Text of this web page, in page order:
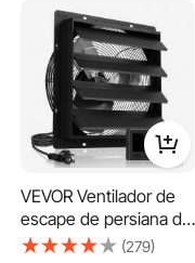
VEVOR Ventilador de
escape de persiana de
16 pulgadas, ventilador
(279)